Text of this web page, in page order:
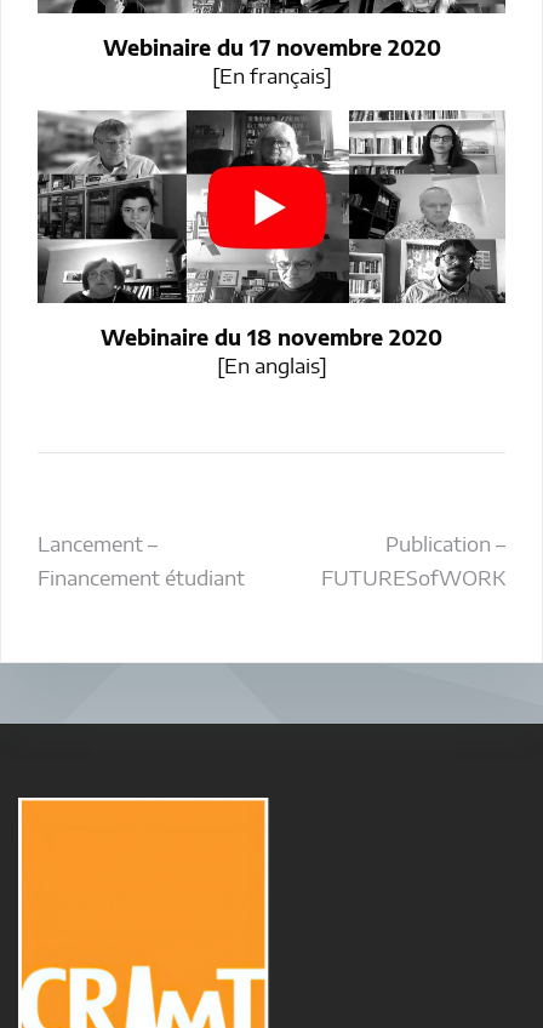
Webinaire du 17 novembre 2020
[En français]
Webinaire du 18 novembre 2020
[En anglais]
Navigation
de
Lancement –
Financement étudiant
Publication –
FUTURESofWORK